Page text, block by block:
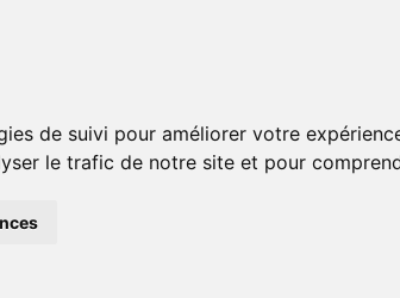
de suivi pour améliorer votre
le trafic de notre site et pour